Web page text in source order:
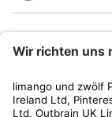
Kundenservice